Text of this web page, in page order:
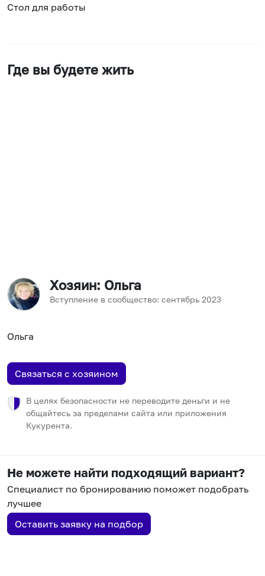
Стол для работы
Где вы будете жить
Хозяин: Ольга
Вступление в сообщество: сентябрь 2023
Ольга
Связаться с хозяином
В целях безопасности не переводите деньги и не
общайтесь за пределами сайта или приложения
Кукурента.
Не можете найти подходящий вариант?
Специалист по бронированию поможет подобрать
лучшее
Оставить заявку на подбор